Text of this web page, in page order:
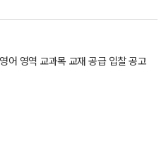
어 영역 교과목 교재 공급 입찰 공고